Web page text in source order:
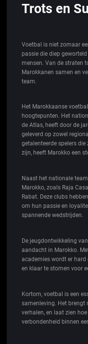
Trots en
Voetbal is niet zomaar
passie die diep
mensen. Van de straten
Marokkanen samen en
team.
Het Marokkaanse
hoogtepunten. Het
de Atlas, heeft door de
geleverd op zowel
getalenteerde spelers
zijn, heeft Marokko een
Naast het nationale
Marokko, zoals Raja
Rabat. Deze clubs
om hun passie en
spannende wedstrijden.
De jeugdontwikkeling
aandacht in Marokko.
academies wordt er hard
en klaar te stomen voor
Kortom, voetbal is een
samenleving. Het brengt
verhalen, en laat zien
verbondenheid binnen